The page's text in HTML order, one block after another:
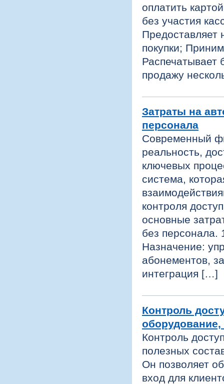
оплатить
без участия
Предоставляет
покупки;
Распечатывает
продажу
Затраты на
персонала
Современный
реальность,
ключевых
система,
контроля
основные
без персонала.
Назначение:
абонементов,
интеграция […]
Контроль
Контроль
полезных
Он позволяет
вход для